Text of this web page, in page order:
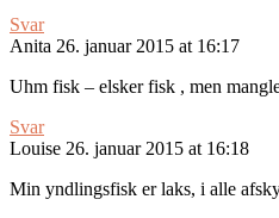
Svar
Anita 26. januar 2015 at 16:17
Uhm fisk – elsker fisk , men
Svar
Louise 26. januar 2015 at 16:18
Min yndlingsfisk er laks, i alle